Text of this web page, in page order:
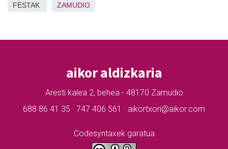
FESTAK ZAMUDIO
aikor aldizkaria
Aresti kalea 2, behea - 48170 Zamudio
688 86 41 35 · 747 406 561 · aikortxori@aikor.com
Codesyntaxek garatua